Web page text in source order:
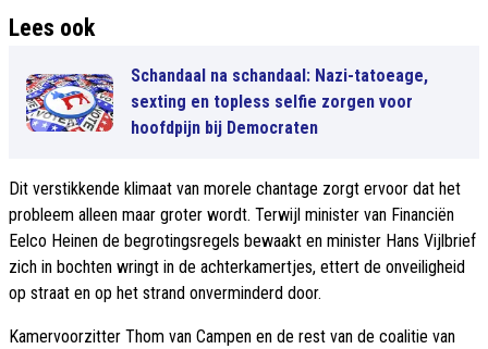
Lees ook
Schandaal na schandaal: Nazi-tatoeage,
sexting en topless selfie zorgen voor
hoofdpijn bij Democraten
Dit verstikkende klimaat van morele chantage zorgt ervoor dat het
probleem alleen maar groter wordt. Terwijl minister van Financiën
Eelco Heinen de begrotingsregels bewaakt en minister Hans Vijlbrief
zich in bochten wringt in de achterkamertjes, ettert de onveiligheid
op straat en op het strand onverminderd door.
Kamervoorzitter Thom van Campen en de rest van de coalitie van